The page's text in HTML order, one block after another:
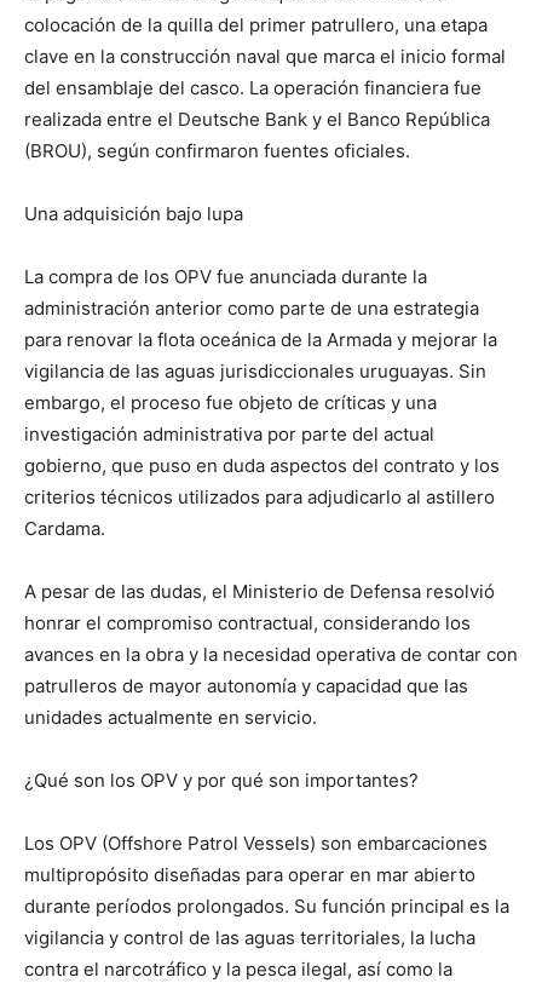
colocación de la quilla del primer patrullero, una etapa
clave en la construcción naval que marca el inicio formal
del ensamblaje del casco. La operación financiera fue
realizada entre el Deutsche Bank y el Banco República
(BROU), según confirmaron fuentes oficiales.
Una adquisición bajo lupa
La compra de los OPV fue anunciada durante la
administración anterior como parte de una estrategia
para renovar la flota oceánica de la Armada y mejorar la
vigilancia de las aguas jurisdiccionales uruguayas. Sin
embargo, el proceso fue objeto de críticas y una
investigación administrativa por parte del actual
gobierno, que puso en duda aspectos del contrato y los
criterios técnicos utilizados para adjudicarlo al astillero
Cardama.
A pesar de las dudas, el Ministerio de Defensa resolvió
honrar el compromiso contractual, considerando los
avances en la obra y la necesidad operativa de contar con
patrulleros de mayor autonomía y capacidad que las
unidades actualmente en servicio.
¿Qué son los OPV y por qué son importantes?
Los OPV (Offshore Patrol Vessels) son embarcaciones
multipropósito diseñadas para operar en mar abierto
durante períodos prolongados. Su función principal es la
vigilancia y control de las aguas territoriales, la lucha
contra el narcotráfico y la pesca ilegal, así como la